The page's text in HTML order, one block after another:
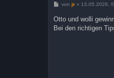
B
t
r
von jr» 13.05.2026,
Otto und wolli
Bei den richtigen